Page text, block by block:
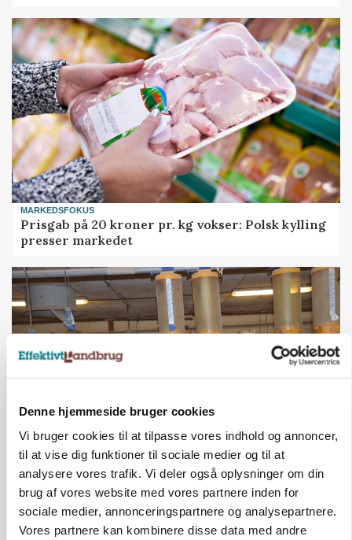
Denne hjemmeside bruger cookies
Vi bruger cookies til at tilpasse vores indhold og annoncer,
til at vise dig funktioner til sociale medier og til at
analysere vores trafik. Vi deler også oplysninger om din
brug af vores website med vores partnere inden for
sociale medier, annonceringspartnere og analysepartnere.
Vores partnere kan kombinere disse data med andre
MARKEDSFOKUS
Prisgab på 20 kroner pr. kg vokser: Polsk kylling
presser markedet
GRISE
Rådgiver om DB-Tjek: Små justeringer kan give
store besparelser